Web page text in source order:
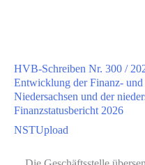
2.60
/
2026
Einkommen-
HVB-Schreiben Nr. 300 /
Entwicklung der Finanz- und
Niedersachsen und der
Finanzstatusbericht 2026
NSTUpload